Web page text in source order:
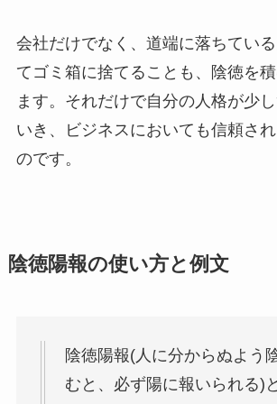
会社だけでなく、道端に落ちてい
てゴミ箱に捨てることも、陰徳を
ます。それだけで自分の人格が少
いき、ビジネスにおいても信頼さ
のです。
陰徳陽報の使い方と例文
陰徳陽報(人に分からぬよう
むと、必ず陽に報いられる)